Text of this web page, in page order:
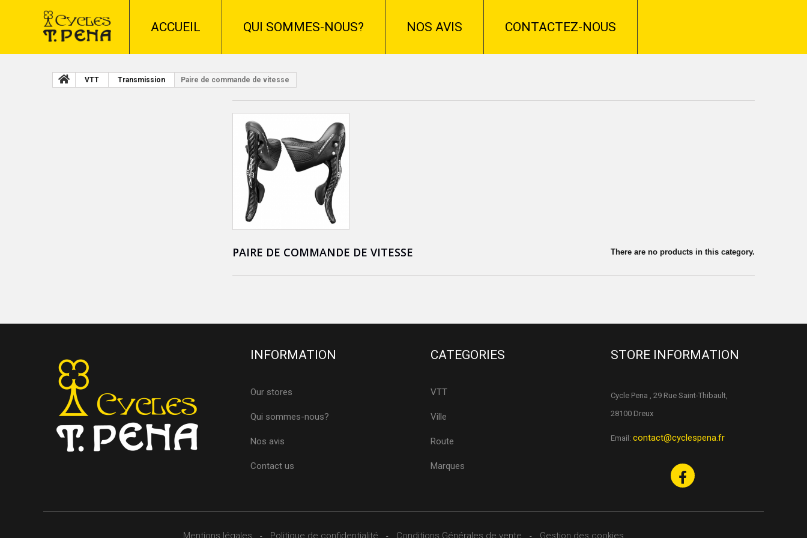
ACCUEIL QUI SOMMES-NOUS? NOS AVIS CONTACTEZ-NOUS
VTT Transmission Paire de commande de vitesse
PAIRE DE COMMANDE DE VITESSE There are no products in this category.
INFORMATION
Our stores
Qui sommes-nous?
Nos avis
Contact us
CATEGORIES
VTT
Ville
Route
Marques
STORE INFORMATION
Cycle Pena , 29 Rue Saint-Thibault,
28100 Dreux
Email: contact@cyclespena.fr
Mentions légales - Politique de confidentialité - Conditions Générales de vente - Gestion des cookies